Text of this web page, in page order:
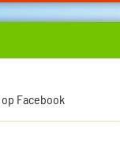
op Facebook